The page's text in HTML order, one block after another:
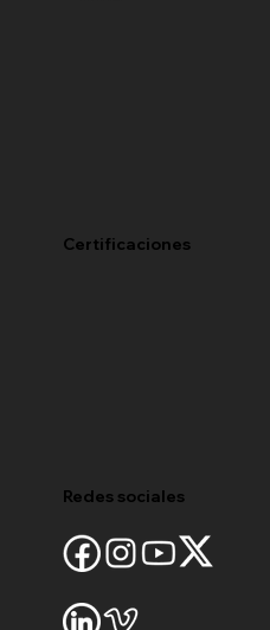
Certificaciones
Redes sociales